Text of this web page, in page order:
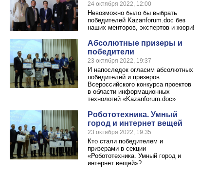
24 октября 2022, 12:00
Невозможно было бы выбрать
победителей Kazanforum.doc без
наших менторов, экспертов и жюри!
Абсолютные призеры и
победители
23 октября 2022, 19:37
И напоследок огласим абсолютных
победителей и призеров
Всероссийского конкурса проектов
в области информационных
технологий «Kazanforum.doc»
Робототехника. Умный
город и интернет вещей
23 октября 2022, 19:35
Кто стали победителем и
призерами в секции
«Робототехника. Умный город и
интернет вещей»?